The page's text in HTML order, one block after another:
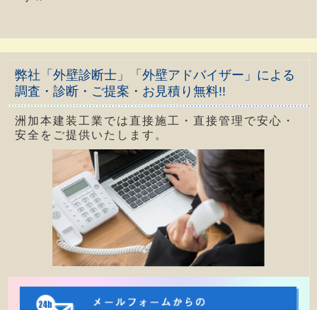
弊社「外壁診断士」「外壁アドバイザー」による
調査・診断・ご提案・お見積り無料!!
洲加本建装工業では直接施工・直接管理で安心・
安全をご提供いたします。